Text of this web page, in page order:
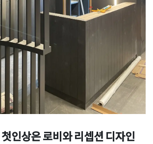
인상은 로비와 리셉션 디자인